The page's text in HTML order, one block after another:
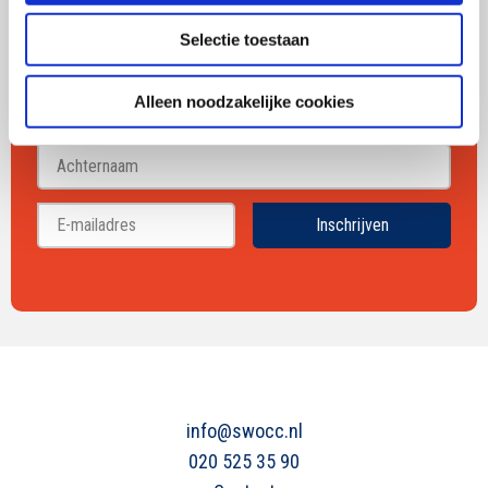
Selectie toestaan
Alleen noodzakelijke cookies
Achternaam
Inschrijven
info@swocc.nl
020 525 35 90